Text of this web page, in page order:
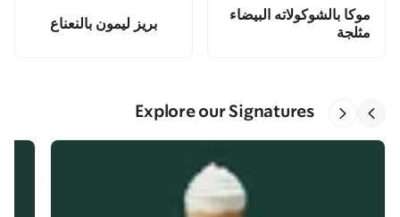
موكا بالشوكولاته البيضاء
مثلجة
بريز ليمون بالنعناع
Explore our Signatures